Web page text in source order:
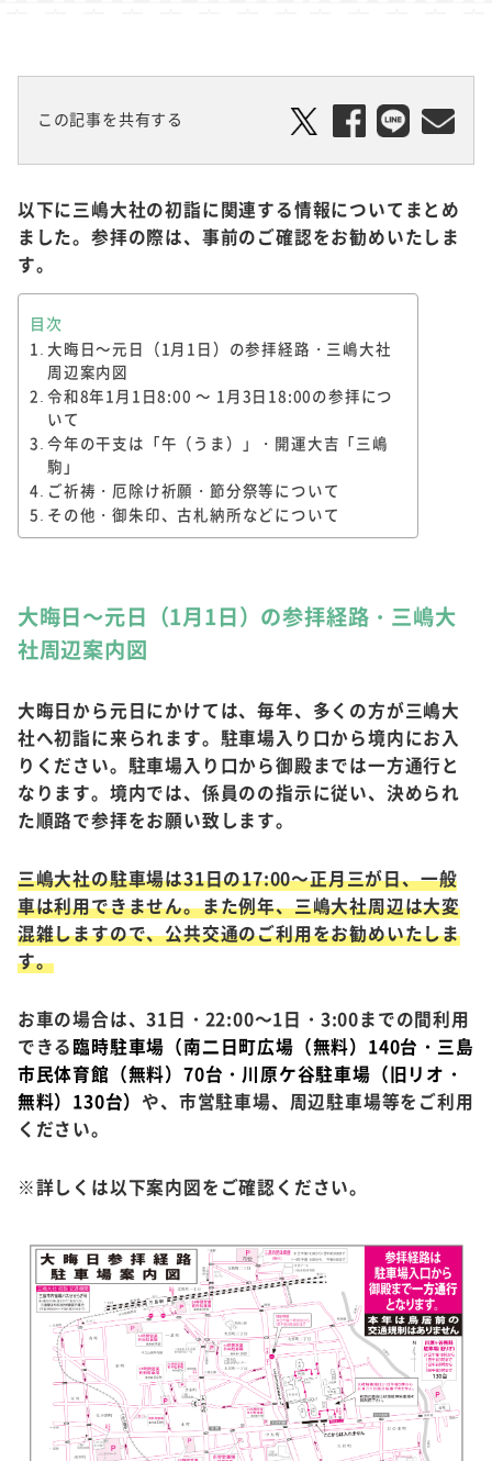
この記事を共有する
以下に三嶋大社の初詣に関連する情報についてまとめ
ました。参拝の際は、事前のご確認をお勧めいたしま
す。
目次
大晦日～元日（1月1日）の参拝経路・三嶋大社
周辺案内図
令和8年1月1日8:00 ～ 1月3日18:00の参拝につ
いて
今年の干支は「午（うま）」・開運大吉「三嶋
駒」
ご祈祷・厄除け祈願・節分祭等について
その他・御朱印、古札納所などについて
大晦日～元日（1月1日）の参拝経路・三嶋大
社周辺案内図
大晦日から元日にかけては、毎年、多くの方が三嶋大
社へ初詣に来られます。駐車場入り口から境内にお入
りください。駐車場入り口から御殿までは一方通行と
なります。境内では、係員のの指示に従い、決められ
た順路で参拝をお願い致します。
三嶋大社の駐車場は31日の17:00～正月三が日、一般
車は利用できません。また例年、三嶋大社周辺は大変
混雑しますので、公共交通のご利用をお勧めいたしま
す。
お車の場合は、31日・22:00～1日・3:00までの間利用
できる臨時駐車場（南二日町広場（無料）140台・三島
市民体育館（無料）70台・川原ケ谷駐車場（旧リオ・
無料）130台） や、市営駐車場、周辺駐車場等をご利用
ください。
※詳しくは以下案内図をご確認ください。